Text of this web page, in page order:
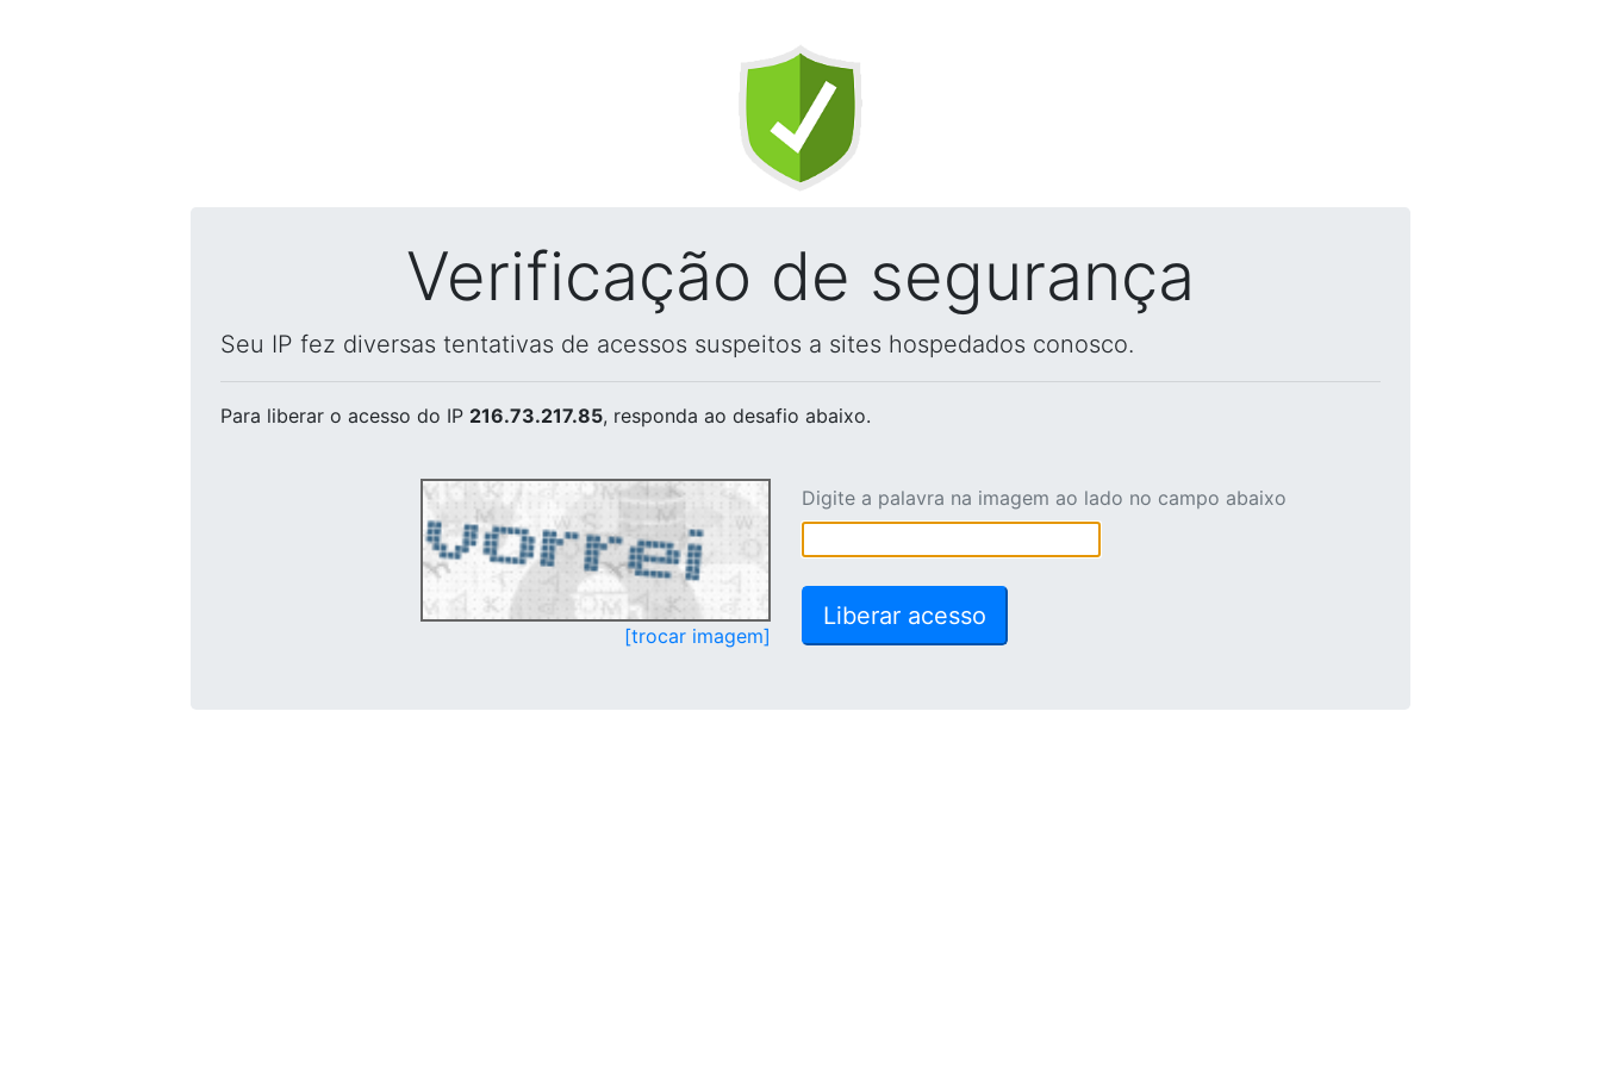
Verificação de segurança
Seu IP fez diversas tentativas de acessos suspeitos a sites hospedados conosco.
Para liberar o acesso do IP 216.73.217.85, responda ao desafio abaixo.
[trocar imagem]
Digite a palavra na imagem ao lado no campo abaixo